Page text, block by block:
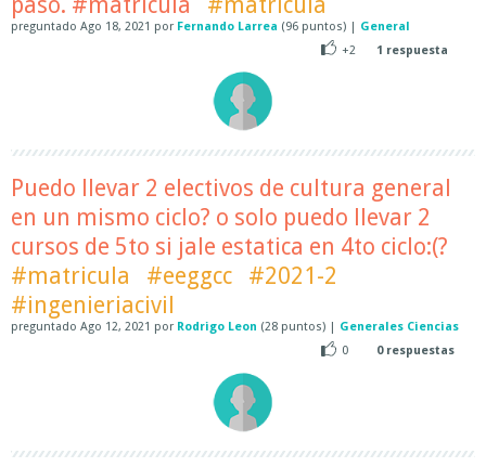
preguntado Ago 18, 2021 por Fernando Larrea (96 puntos) | General
+2
1 respuesta
Puedo llevar 2 electivos de cultura general
en un mismo ciclo? o solo puedo llevar 2
cursos de 5to si jale estatica en 4to ciclo:(?
#matricula
#eeggcc
#2021-2
#ingenieriacivil
preguntado Ago 12, 2021 por Rodrigo Leon (28 puntos) | Generales Ciencias
0
0respuestas